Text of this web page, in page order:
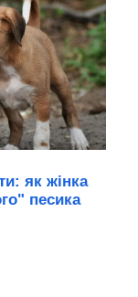
як жінка
песика